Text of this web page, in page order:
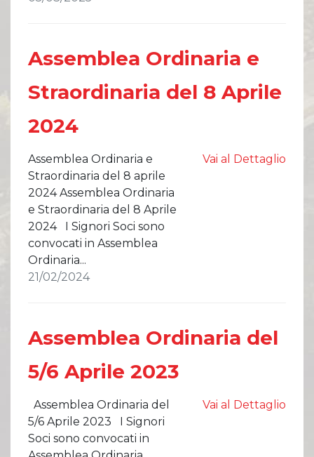
Assemblea Ordinaria e
Straordinaria del 8 Aprile
2024
Assemblea Ordinaria e
Straordinaria del 8 aprile
2024 Assemblea Ordinaria
e Straordinaria del 8 Aprile
2024 I Signori Soci sono
convocati in Assemblea
Ordinaria...
21/02/2024
Vai al Dettaglio
Assemblea Ordinaria del
5/6 Aprile 2023
Assemblea Ordinaria del
5/6 Aprile 2023 I Signori
Soci sono convocati in
Vai al Dettaglio